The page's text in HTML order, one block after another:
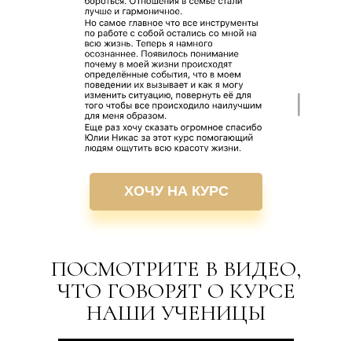
ХОЧУ НА КУРС
ПОСМОТРИТЕ В ВИДЕО,
ЧТО ГОВОРЯТ О КУРСЕ
НАШИ УЧЕНИЦЫ